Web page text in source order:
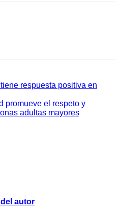
respuesta positiva en
promueve el respeto y
adultas mayores
del autor